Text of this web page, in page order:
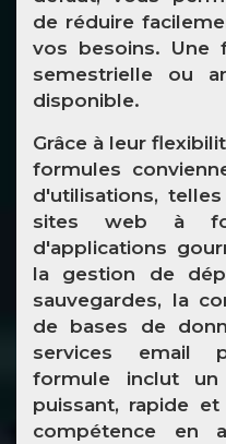
de réduire
vos besoins. Une
semestrielle ou
disponible.
Grâce à leur
formules
d'utilisations,
sites web à
d'applications
la gestion de
sauvegardes, la
de bases de
services email
formule inclut
puissant, rapide
compétence en